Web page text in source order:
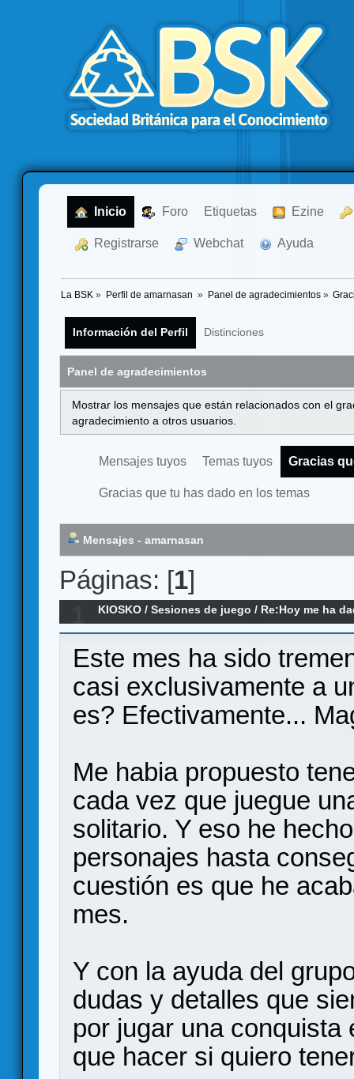
Inicio Foro Etiquetas Ezine
Registrarse Webchat Ayuda
La BSK » Perfil de amarnasan » Panel de agradecimientos»
Información del Perfil Distinciones
Panel de agradecimientos
Mostrar los mensajes que están relacionados con el
agradecimiento a otros usuarios.
Mensajes tuyos Temas tuyos Gracias
Gracias que tu has dado en los temas
Mensajes - amarnasan
Páginas: [1]
KIOSKO /Sesiones de juego / Re:Hoy me ha
(el remake)
Este mes ha sido
casi exclusivamente a
es? Efectivamente...
Me habia propuesto
cada vez que juegue
solitario. Y eso he
personajes hasta
cuestión es que he
mes.
Y con la ayuda del
dudas y detalles que
por jugar una
que hacer si quiero